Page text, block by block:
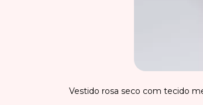
Vestido rosa seco com tecido